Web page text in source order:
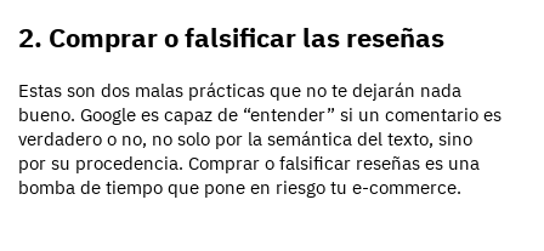
2. Comprar o falsificar las reseñas
Estas son dos malas prácticas que no te dejarán nada
bueno. Google es capaz de “entender” si un comentario es
verdadero o no, no solo por la semántica del texto, sino
por su procedencia. Comprar o falsificar reseñas es una
bomba de tiempo que pone en riesgo tu e-commerce.